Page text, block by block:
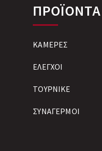
ΠΡΟΪΟΝΤΑ
ΚΑΜΕΡΕΣ
ΕΛΕΓΧΟΙ
ΤΟΥΡΝΙΚΕ
ΣΥΝΑΓΕΡΜΟΙ